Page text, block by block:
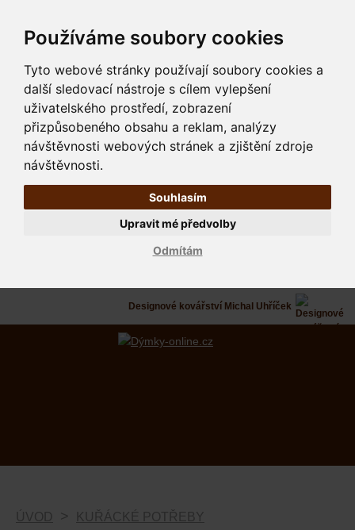
Používáme soubory cookies
Tyto webové stránky používají soubory cookies a
další sledovací nástroje s cílem vylepšení
uživatelského prostředí, zobrazení
přizpůsobeného obsahu a reklam, analýzy
návštěvnosti webových stránek a zjištění zdroje
návštěvnosti.
Souhlasím
Odmítám
Upravit mé předvolby
Designové kovářství Michal Uhříček
ÚVOD
KUŘÁCKÉ POTŘEBY